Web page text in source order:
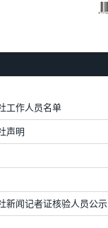
工作人员名单
声明
新闻记者证核验人员公示